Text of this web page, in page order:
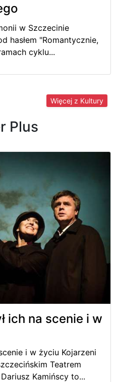
w Szczecinie
hasłem "Romantycznie,
cyklu...
Więcej z Kultury
Plus
ich na scenie i w
i w życiu Kojarzeni
Teatrem
Kamińscy to...